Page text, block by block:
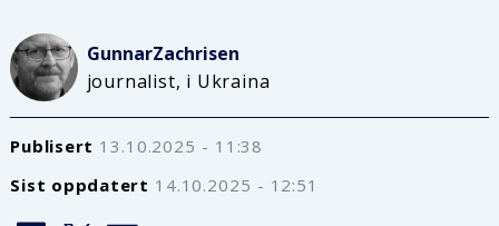
GunnarZachrisen
journalist, i Ukraina
Publisert
13.10.2025 - 11:38
Sist oppdatert
14.10.2025 - 12:51